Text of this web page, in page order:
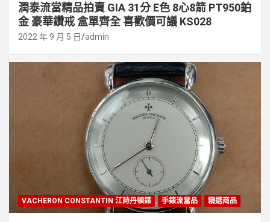
潤泰流當精品拍賣 GIA 31分 E色 8心8箭 PT950鉑
金 豪華鑽戒 盒單齊全 喜歡價可議 KS028
2022 年 9 月 5 日 admin
VACHERON CONSTANTIN 江詩丹頓錶 手錶流當品 精選商品